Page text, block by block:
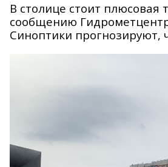
В столице стоит плюсовая
сообщению
Синоптики прогнозируют,